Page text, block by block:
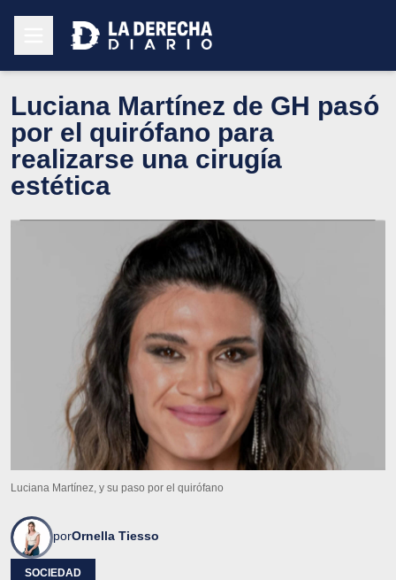
Luciana Martínez de GH pasó
por el quirófano para
realizarse una cirugía
estética
Luciana Martínez, y su paso por el quirófano
porOrnella Tiesso
SOCIEDAD